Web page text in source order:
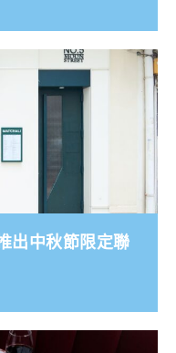
出中秋節限定聯